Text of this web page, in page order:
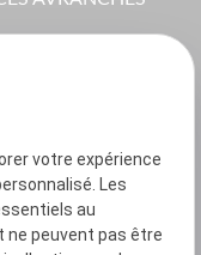
ROUFFIGNY
votre expérience
Les
au
peuvent pas être